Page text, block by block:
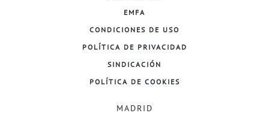
EMFA
CONDICIONES DE USO
POLÍTICA DE PRIVACIDAD
SINDICACIÓN
POLÍTICA DE COOKIES
MADRID